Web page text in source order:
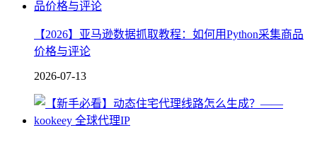
【2026】亚马逊数据抓取教程：如何用Python采集商品
价格与评论
2026-07-13